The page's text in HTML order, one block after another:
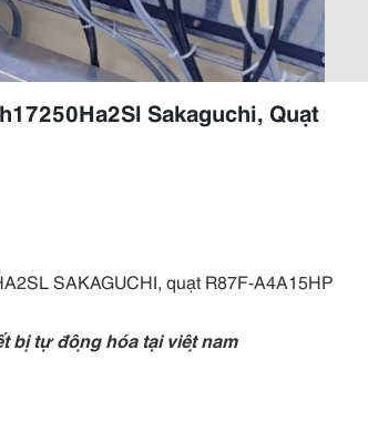
Sakaguchi, Quạt
SAKAGUCHI, quạt R87F-A4A15HP
bị tự động hóa tại việt nam